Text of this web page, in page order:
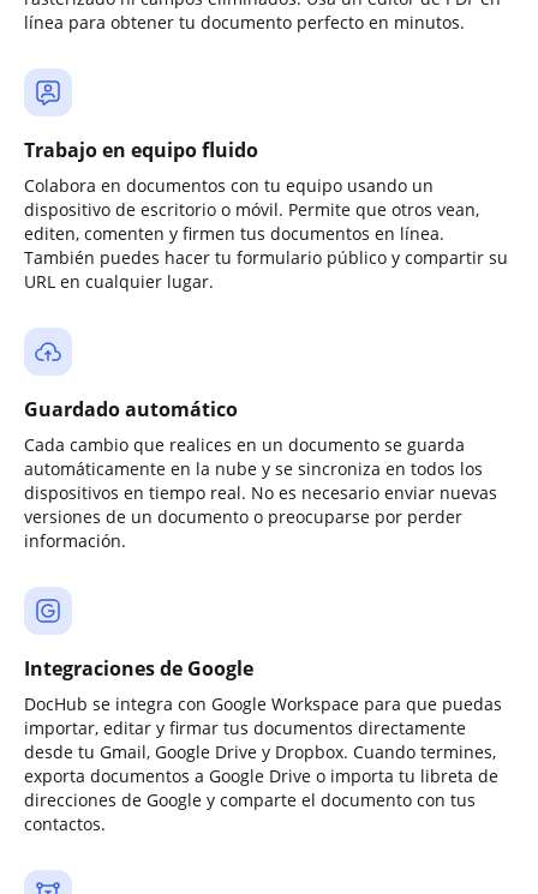
línea para obtener tu documento perfecto en minutos.
Trabajo en equipo fluido
Colabora en documentos con tu equipo usando un
dispositivo de escritorio o móvil. Permite que otros vean,
editen, comenten y firmen tus documentos en línea.
También puedes hacer tu formulario público y compartir su
URL en cualquier lugar.
Guardado automático
Cada cambio que realices en un documento se guarda
automáticamente en la nube y se sincroniza en todos los
dispositivos en tiempo real. No es necesario enviar nuevas
versiones de un documento o preocuparse por perder
información.
Integraciones de Google
DocHub se integra con Google Workspace para que puedas
importar, editar y firmar tus documentos directamente
desde tu Gmail, Google Drive y Dropbox. Cuando termines,
exporta documentos a Google Drive o importa tu libreta de
direcciones de Google y comparte el documento con tus
contactos.